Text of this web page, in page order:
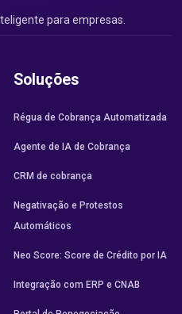
para empresas.
Soluções
Régua de Cobrança Automatizada
Agente de IA de Cobrança
CRM de cobrança
Negativação e Protestos
Automáticos
Neo Score: Score de Crédito por IA
Integração com ERP e CNAB